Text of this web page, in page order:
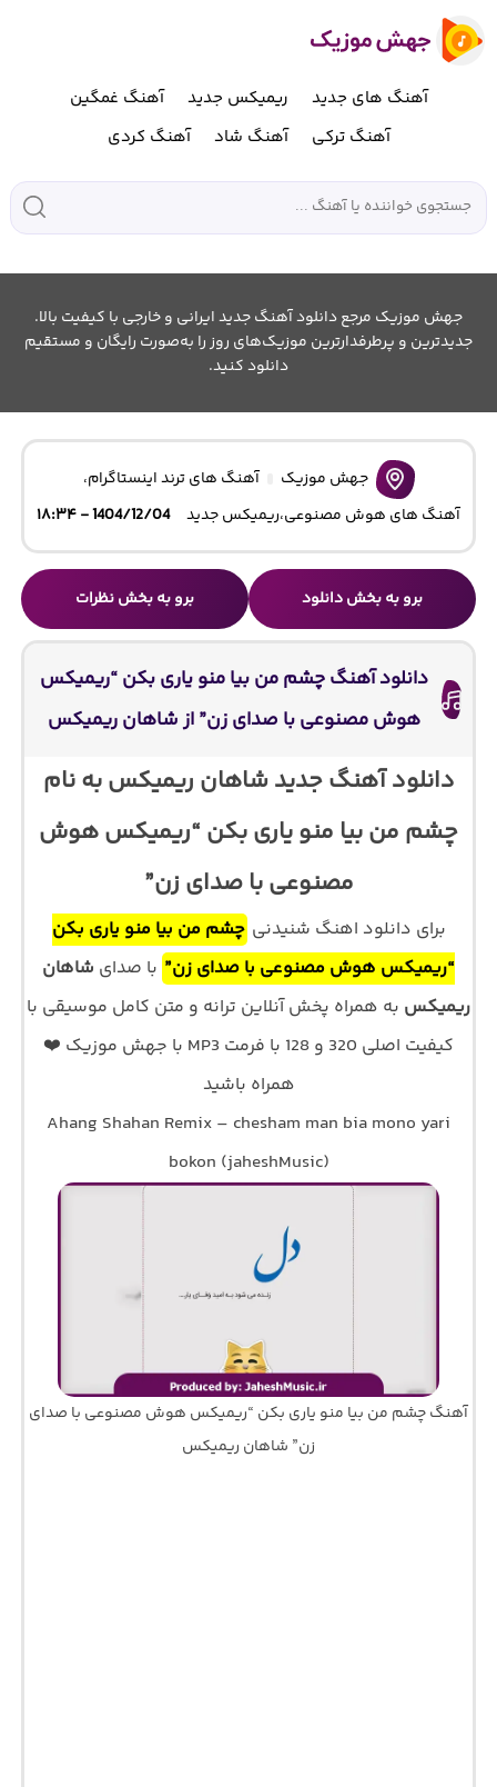
آهنگ های جدید ریمیکس جدید
آهنگ غمگین
آهنگ ترکی
آهنگ شاد آهنگ کردی
جهش موزیک مرجع دانلود آهنگ جدید ایرانی و خارجی با کیفیت بالا.
جدیدترین و پرطرفدارترین موزیک‌های روز را به‌صورت رایگان و مستقیم
دانلود کنید.
جهش موزیک آهنگ های ترند اینستاگرام،
آهنگ های هوش مصنوعی،ریمیکس جدید 1404/12/04 - ۱۸:۳۴
برو به بخش دانلود برو به بخش نظرات
دانلود آهنگ چشم من بیا منو یاری بکن “ریمیکس
هوش مصنوعی با صدای زن” از شاهان ریمیکس
دانلود آهنگ جدید شاهان ریمیکس به نام
چشم من بیا منو یاری بکن “ریمیکس هوش
مصنوعی با صدای زن”
برای دانلود اهنگ شنیدنی چشم من بیا منو یاری بکن
“ریمیکس هوش مصنوعی با صدای زن” با صدای شاهان
ریمیکس به همراه پخش آنلاین ترانه و متن کامل موسیقی با
کیفیت اصلی 320 و 128 با فرمت MP3 با جهش موزیک ❤️
همراه باشید
Ahang Shahan Remix – chesham man bia mono yari
bokon (jaheshMusic)
آهنگ چشم من بیا منو یاری بکن “ریمیکس هوش مصنوعی با صدای
زن” شاهان ریمیکس